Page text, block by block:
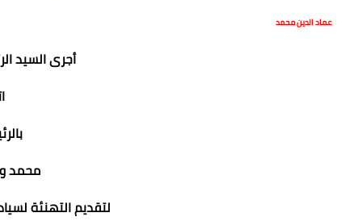
عماد الدين محمد
أجرى السيد
محمد
لتقديم التهنئة